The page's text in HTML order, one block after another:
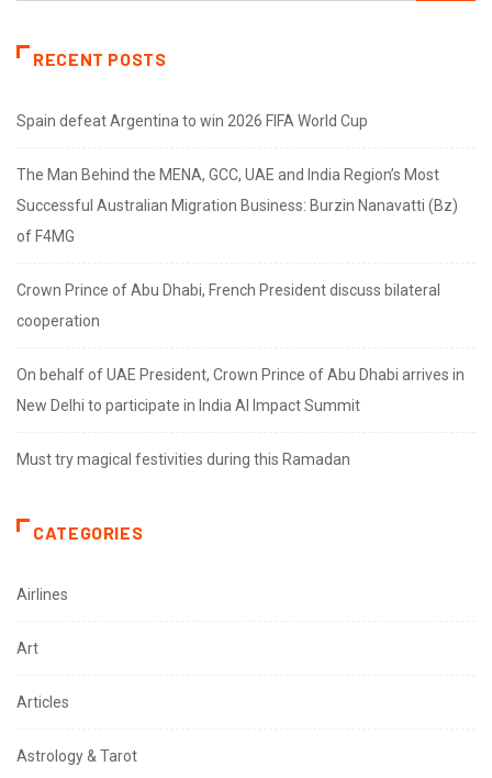
RECENT POSTS
Spain defeat Argentina to win 2026 FIFA World Cup
The Man Behind the MENA, GCC, UAE and India Region’s Most
Successful Australian Migration Business: Burzin Nanavatti (Bz)
of F4MG
Crown Prince of Abu Dhabi, French President discuss bilateral
cooperation
On behalf of UAE President, Crown Prince of Abu Dhabi arrives in
New Delhi to participate in India AI Impact Summit
Must try magical festivities during this Ramadan
CATEGORIES
Airlines
Art
Articles
Astrology & Tarot